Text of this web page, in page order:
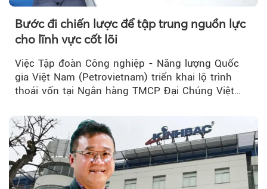
Bước đi chiến lược để tập trung nguồn lực
cho lĩnh vực cốt lõi
Việc Tập đoàn Công nghiệp - Năng lượng Quốc
gia Việt Nam (Petrovietnam) triển khai lộ trình
thoái vốn tại Ngân hàng TMCP Đại Chúng Việt